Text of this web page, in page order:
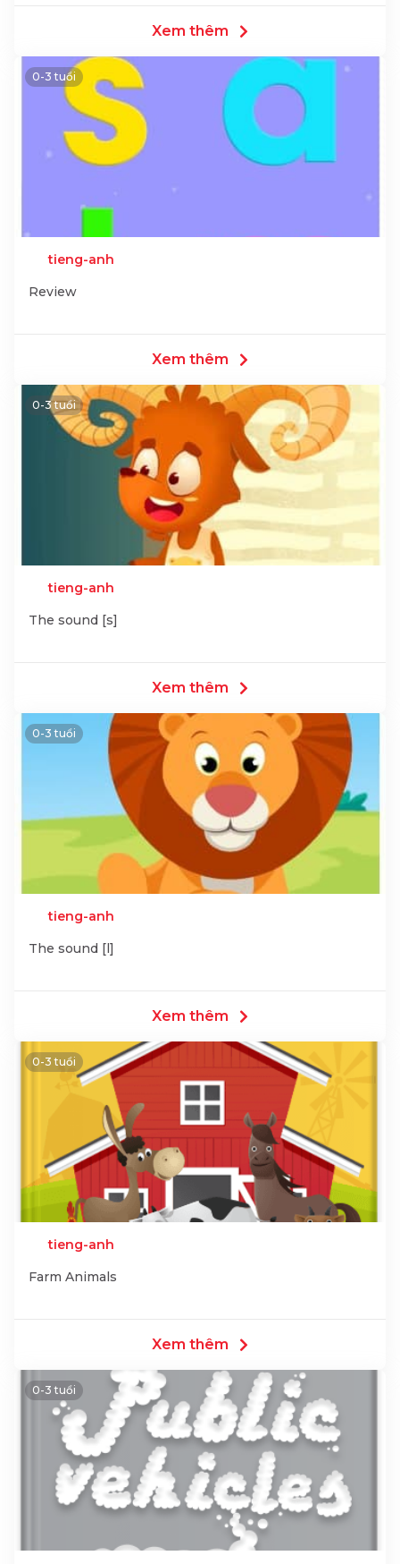
Xem thêm
0-3 tuổi
tieng-anh
Review
Xem thêm
0-3 tuổi
tieng-anh
The sound [s]
Xem thêm
0-3 tuổi
tieng-anh
The sound [l]
Xem thêm
0-3 tuổi
tieng-anh
Farm Animals
Xem thêm
0-3 tuổi